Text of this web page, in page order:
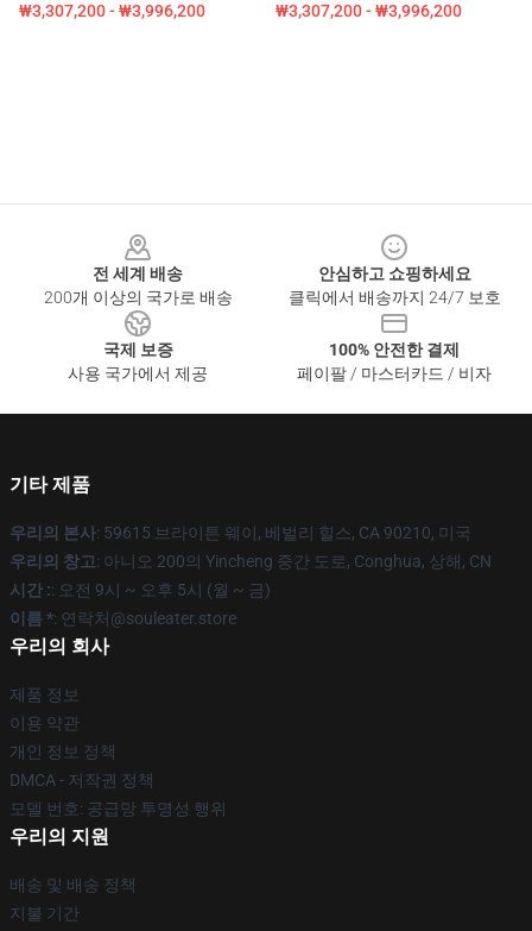
₩3,307,200 - ₩3,996,200 ₩3,307,200 - ₩3,996,200
전 세계 배송
200개 이상의 국가로 배송
안심하고 쇼핑하세요
클릭에서 배송까지 24/7 보호
국제 보증
사용 국가에서 제공
100% 안전한 결제
페이팔 / 마스터카드 / 비자
기타 제품
우리의 본사: 59615 브라이튼 웨이, 베벌리 힐스, CA 90210, 미국
우리의 창고: 아니오 200의 Yincheng 중간 도로, Conghua, 상해, CN
시간 :: 오전 9시 ~ 오후 5시 (월 ~ 금)
이름 *: 연락처@souleater.store
우리의 회사
제품 정보
이용 약관
개인 정보 정책
DMCA - 저작권 정책
모델 번호: 공급망 투명성 행위
우리의 지원
배송 및 배송 정책
지불 기간